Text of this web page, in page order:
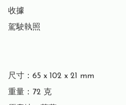
收據
駕駛執照
尺寸：65 x 102 x 21 mm
重量：72 克